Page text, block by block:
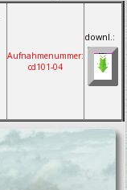
Aufnahmenummer:
cd101‑04
downl.: